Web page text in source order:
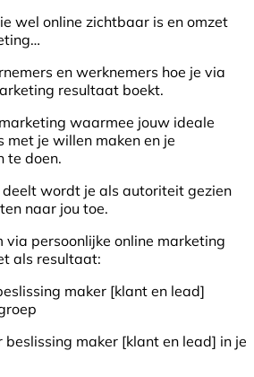
wel online zichtbaar is en omzet
en werknemers hoe je via
resultaat boekt.
waarmee jouw ideale
met je willen maken en je
te doen.
deelt wordt je als autoriteit gezien
naar jou toe.
via persoonlijke online marketing
als resultaat:
maker [klant en lead]
maker [klant en lead] in je